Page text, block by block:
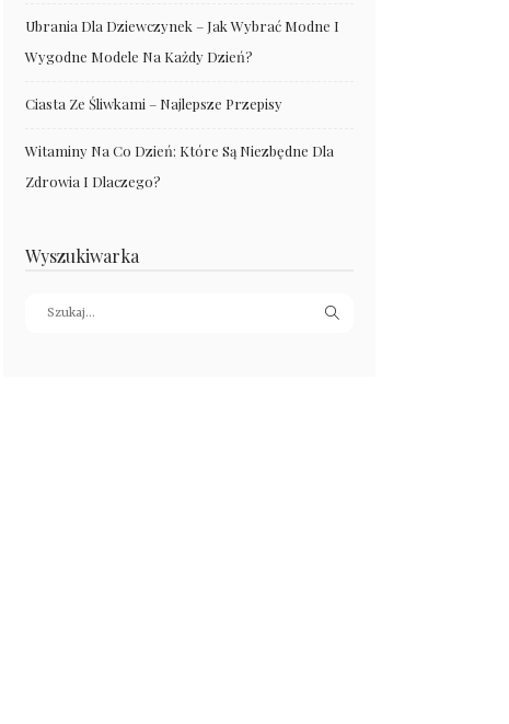
Ubrania Dla Dziewczynek – Jak Wybrać Modne I
Wygodne Modele Na Każdy Dzień?
Ciasta Ze Śliwkami – Najlepsze Przepisy
Witaminy Na Co Dzień: Które Są Niezbędne Dla
Zdrowia I Dlaczego?
Wyszukiwarka